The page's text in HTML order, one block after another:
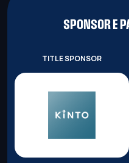
SPONSOR E
TITLE SPONSOR